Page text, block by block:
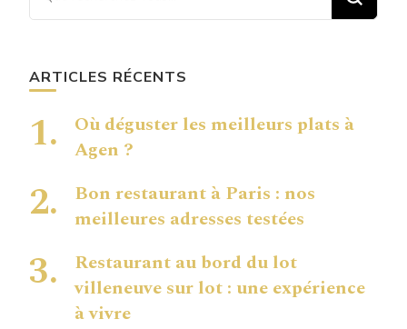
chose ?
ARTICLES RÉCENTS
Où déguster les meilleurs plats à
Agen ?
Bon restaurant à Paris : nos
meilleures adresses testées
Restaurant au bord du lot
villeneuve sur lot : une expérience
à vivre